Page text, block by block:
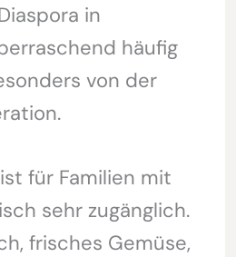
in
häufig
von der
für Familien mit
sehr zugänglich.
frisches Gemüse,